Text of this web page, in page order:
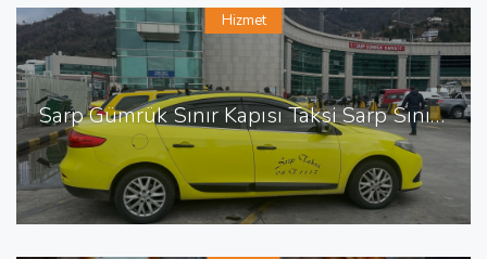
Sarp Gümrük Sınır Kapısı Taksi Sarp Sınır Kapısı En Yakın Taksi
Hizmet